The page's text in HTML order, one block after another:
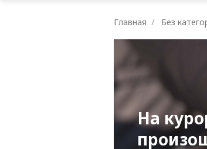
Главная Без
На